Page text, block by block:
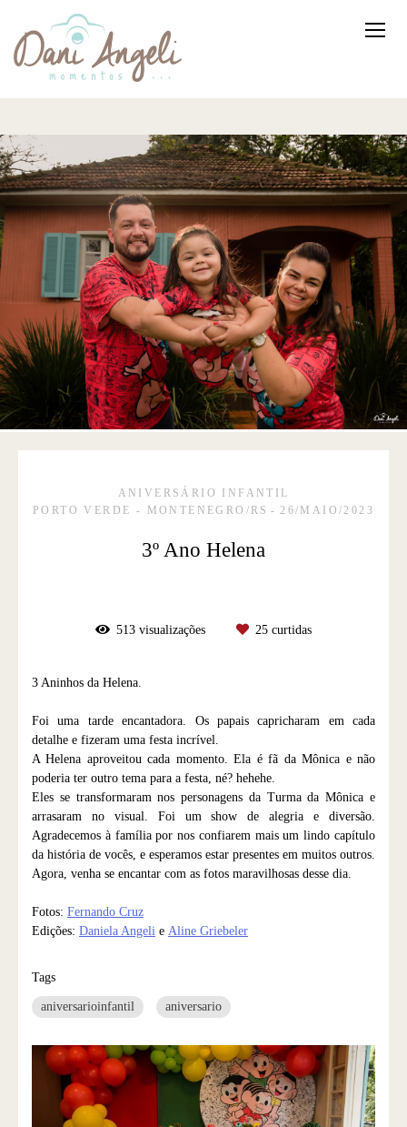
ANIVERSÁRIO INFANTIL
PORTO VERDE - MONTENEGRO/RS
26/MAIO/2023
3º Ano Helena
513 visualizações 25 curtidas
3 Aninhos da Helena.
Foi uma tarde encantadora. Os papais capricharam em cada
detalhe e fizeram uma festa incrível.
A Helena aproveitou cada momento. Ela é fã da Mônica e não
poderia ter outro tema para a festa, né? hehehe.
Eles se transformaram nos personagens da Turma da Mônica e
arrasaram no visual. Foi um show de alegria e diversão.
Agradecemos à família por nos confiarem mais um lindo capítulo
da história de vocês, e esperamos estar presentes em muitos outros.
Agora, venha se encantar com as fotos maravilhosas desse dia.
Fotos: Fernando Cruz
Edições: Daniela Angeli e Aline Griebeler
Tags
aniversarioinfantil aniversario